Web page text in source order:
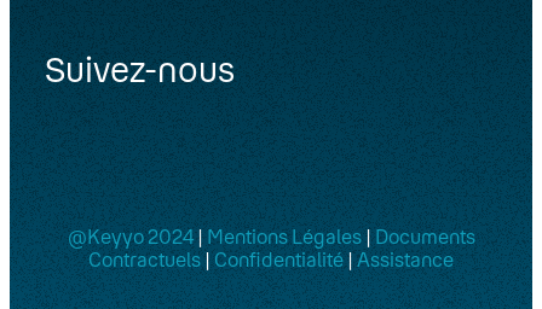
Suivez-nous
@Keyyo 2024| Mentions Légales|Documents
Contractuels|Confidentialité|Assistance